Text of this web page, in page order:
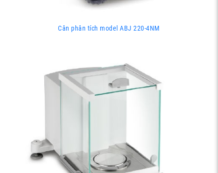
Cân phân tích model ABJ 220-4NM